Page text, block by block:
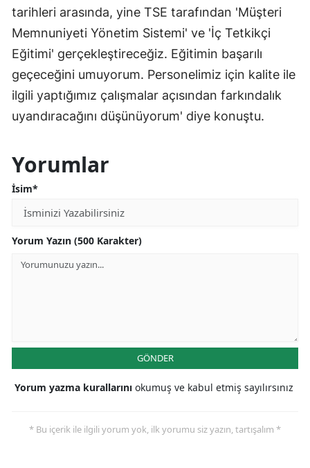
tarihleri arasında, yine TSE tarafından 'Müşteri
Memnuniyeti Yönetim Sistemi' ve 'İç Tetkikçi
Eğitimi' gerçekleştireceğiz. Eğitimin başarılı
geçeceğini umuyorum. Personelimiz için kalite ile
ilgili yaptığımız çalışmalar açısından farkındalık
uyandıracağını düşünüyorum' diye konuştu.
Yorumlar
İsim*
Yorum Yazın (500 Karakter)
GÖNDER
Yorum yazma kurallarını okumuş ve kabul etmiş sayılırsınız
* Bu içerik ile ilgili yorum yok, ilk yorumu siz yazın, tartışalım *